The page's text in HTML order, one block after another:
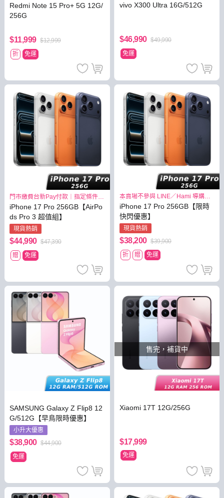
Redmi Note 15 Pro+ 5G 12G/
256G
$11,999 $12,999
折
免運
vivo X300 Ultra 16G/512G
$46,990 $49,990
免運
門市繳費台新Pay付款｜指定條件最
iPhone 17 Pro 256GB【AirPo
ds Pro 3 超值組】
現貨熱銷
$44,990 $47,390
贈
免運
本賣場不參與 LINE／Hami 導購回
iPhone 17 Pro 256GB【限時
快閃優惠】
現貨熱銷
$38,200 $39,900
折
贈 免運
SAMSUNG Galaxy Z Flip8 12
G/512G【早鳥限時優惠】
小升大優惠
$38,900 $44,900
免運
售完，補貨中
Xiaomi 17T 12G/256G
$17,999
免運